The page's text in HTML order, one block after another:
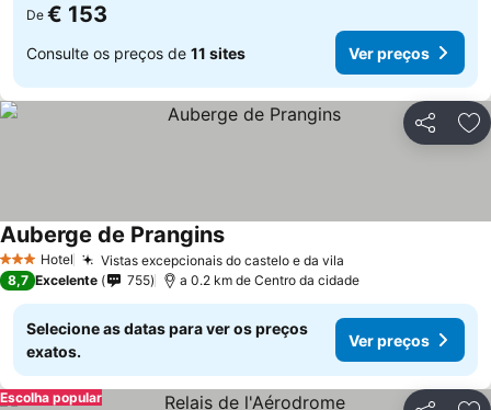
De € 153
Consulte os preços de 11 sites Ver preços
Partilhar
3 EstrelasHotel Vistas excepcionais do castelo e da vila
Auberge de PranginsVer preços
8,7 Excelente 755 a 0.2 km de Centro da cidade
Selecione as datas para ver os preços
exatos.
Ver preços
Escolha popular